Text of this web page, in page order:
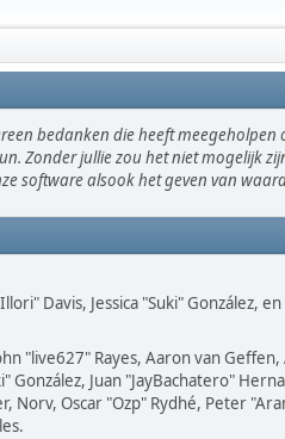
bedanken die heeft
Zonder jullie zou het niet mogelijk
software alsook het geven van
Davis, Jessica "Suki" González,
"live627" Rayes, Aaron van
González, Juan "JayBachatero"
Norv, Oscar "Ozp" Rydhé, Peter